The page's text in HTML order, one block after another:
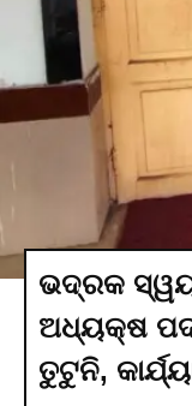
ଭଦ୍ରକ
ଅଧ୍ୟକ୍ଷ
ତୁଟୁନି,